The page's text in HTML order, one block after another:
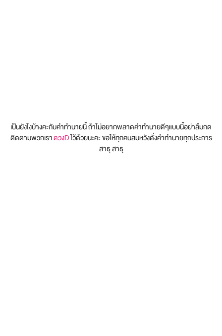
เป็นยังไงบ้างคะกับคำทำนายนี้ ถ้าไม่อยากพลาดคำทำนายดีๆแบบนี้อย่าลืมกด
ติดตามพวกเราดวงDไว้ด้วยนะคะ ขอให้ทุกคนสมหวังดั่งคำทำนายทุกประการ
สาธุ สาธุ